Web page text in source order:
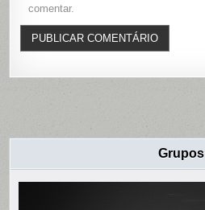
comentar.
Grupos